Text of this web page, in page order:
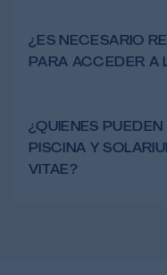
¿ES NECESARIO
PARA ACCEDER A
¿QUIENES
PISCINA Y
VITAE?